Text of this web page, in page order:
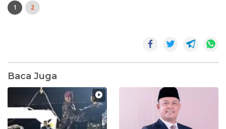
1 2
Baca Juga